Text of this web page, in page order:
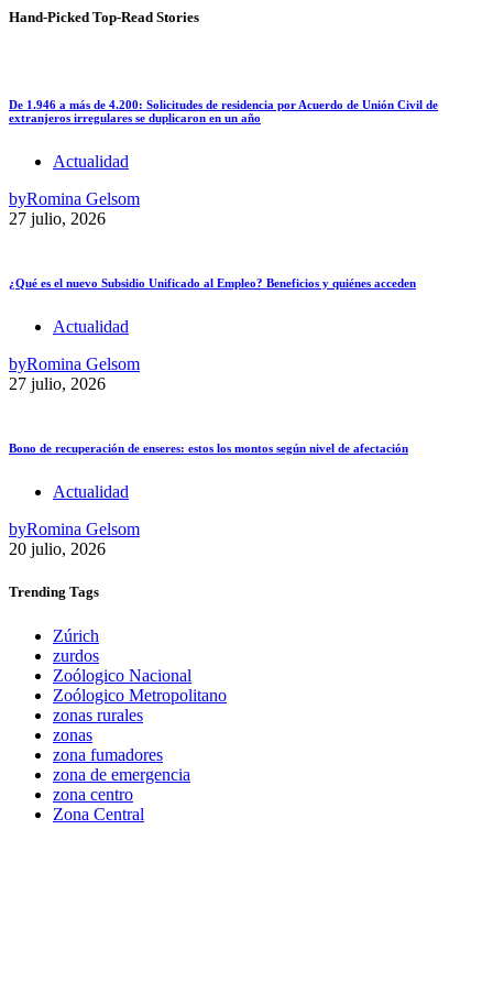
Hand-Picked Top-Read Stories
De 1.946 a más de 4.200: Solicitudes de residencia por Acuerdo de Unión Civil de
extranjeros irregulares se duplicaron en un año
Actualidad
byRomina Gelsom
27 julio, 2026
¿Qué es el nuevo Subsidio Unificado al Empleo? Beneficios y quiénes acceden
Actualidad
byRomina Gelsom
27 julio, 2026
Bono de recuperación de enseres: estos los montos según nivel de afectación
Actualidad
byRomina Gelsom
20 julio, 2026
Trending Tags
Zúrich
zurdos
Zoólogico Nacional
Zoólogico Metropolitano
zonas rurales
zonas
zona fumadores
zona de emergencia
zona centro
Zona Central